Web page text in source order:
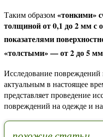
Таким образом«тонкими»
толщиной от 0,1 до 2 мм с
показателями
«толстыми» — от 2 до 5
Исследование повреждений
актуальным в настоящее
представляет проведение
повреждений на одежде и